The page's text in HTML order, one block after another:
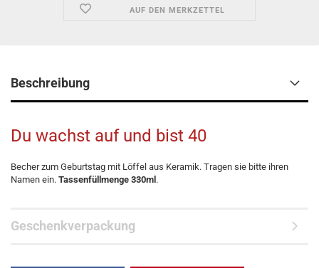
AUF DEN MERKZETTEL
Beschreibung
Du wachst auf und bist 40
Becher zum Geburtstag mit Löffel aus Keramik. Tragen sie bitte ihren
Namen ein. Tassenfüllmenge 330ml .
Geschenkverpackung